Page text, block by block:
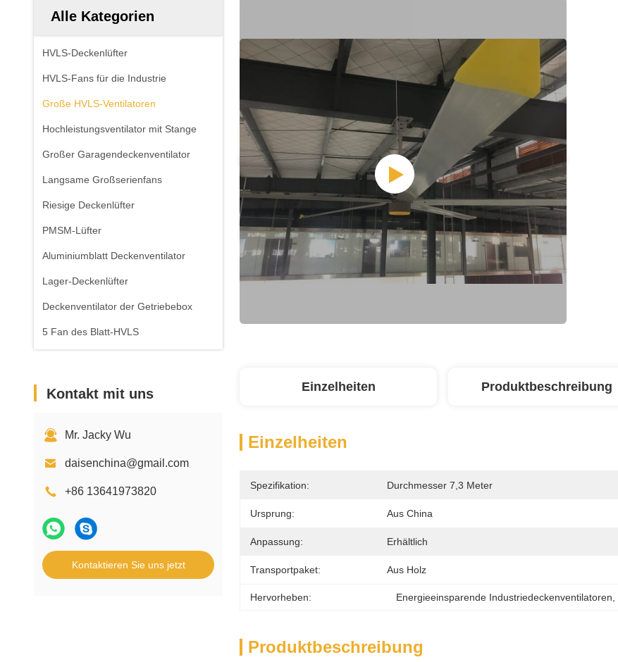
Alle Kategorien
HVLS-Deckenlüfter
HVLS-Fans für die Industrie
Große HVLS-Ventilatoren
Hochleistungsventilator mit Stange
Großer Garagendeckenventilator
Langsame Großserienfans
Riesige Deckenlüfter
PMSM-Lüfter
Aluminiumblatt Deckenventilator
Lager-Deckenlüfter
Deckenventilator der Getriebebox
5 Fan des Blatt-HVLS
Kontakt mit uns
Mr. Jacky Wu
daisenchina@gmail.com
+86 13641973820
Kontaktieren Sie uns jetzt
Einzelheiten Produktbeschreibung
Einzelheiten
Spezifikation: Durchmesser 7,3 Meter
Ursprung: Aus China
Anpassung: Erhältlich
Transportpaket: Aus Holz
Hervorheben: Energieeinsparende Industriedeckenventilatoren
Produktbeschreibung